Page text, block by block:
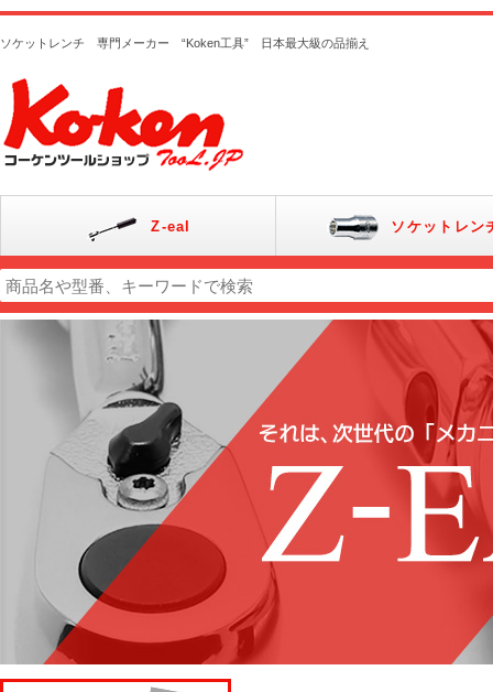
ソケットレンチ 専門メーカー “Koken工具” 日本最大級の品揃え
Z-eal ソケットレン